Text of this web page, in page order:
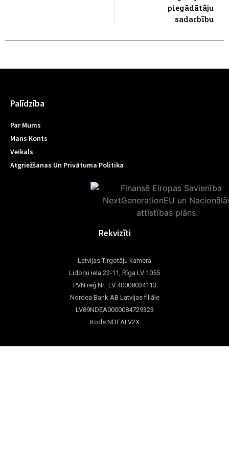
piegādātāju
sadarbību
Palīdzība
Par Mums
Mans Konts
Veikals
Atgriežšanas Un Privātuma Politika
Rekvizīti
Latvijas Tirgotāju kamera
Lidoņu iela 22-11, Rīga LV 1055
PVN reģ.Nr. LV 40008034113
Nordea Bank AB Latvijas filiāle
LV89NDEA0000084729323
Kods NDEALV2X